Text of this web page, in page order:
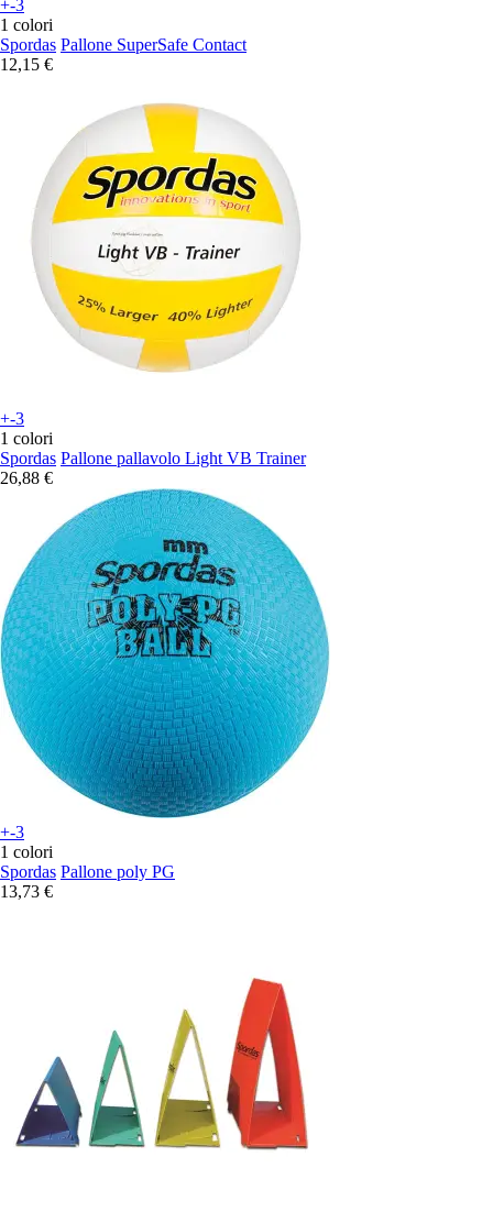
+-3
1 colori
Spordas Pallone SuperSafe Contact
12,15 €
+-3
1 colori
Spordas Pallone pallavolo Light VB Trainer
26,88 €
+-3
1 colori
Spordas Pallone poly PG
13,73 €